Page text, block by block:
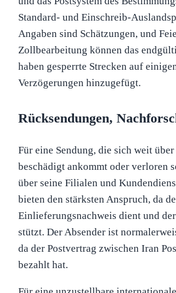
Standard- und Einschreib-
Angaben sind Schätzungen, und
Zollbearbeitung können das
haben gesperrte Strecken auf
Verzögerungen hinzugefügt.
Rücksendungen,
Für eine Sendung, die sich weit
beschädigt ankommt oder verloren
über seine Filialen und
bieten den stärksten Anspruch, da
Einlieferungsnachweis dient und
stützt. Der Absender ist
da der Postvertrag zwischen Iran
bezahlt hat.